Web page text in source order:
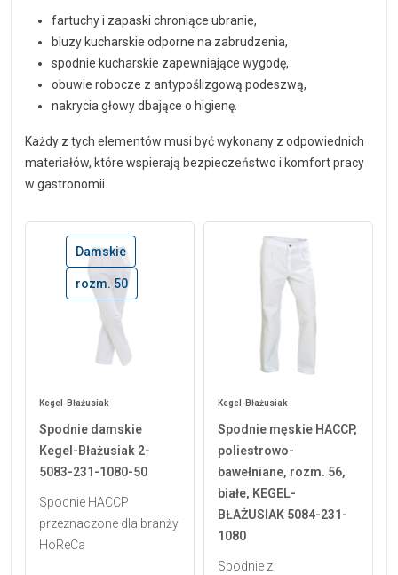
fartuchy i zapaski chroniące ubranie,
bluzy kucharskie odporne na zabrudzenia,
spodnie kucharskie zapewniające wygodę,
obuwie robocze z antypoślizgową podeszwą,
nakrycia głowy dbające o higienę.
Każdy z tych elementów musi być wykonany z odpowiednich
materiałów, które wspierają bezpieczeństwo i komfort pracy
w gastronomii.
Damskie
rozm. 50
Kegel-Błażusiak
Spodnie damskie
Kegel-Błażusiak 2-
5083-231-1080-50
Spodnie HACCP
przeznaczone dla branży
HoReCa
Kegel-Błażusiak
Spodnie męskie HACCP,
poliestrowo-
bawełniane, rozm. 56,
białe, KEGEL-
BŁAŻUSIAK 5084-231-
1080
Spodnie z